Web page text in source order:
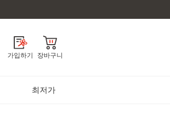
가입하기 장바구니
최저가